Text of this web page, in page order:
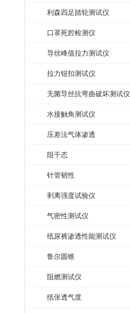
利森四足踏轮测试仪
口罩死腔检测仪
导丝峰值拉力测试仪
拉力钮扣测试仪
无菌导丝抗弯曲破坏测试仪
水接触角测试仪
压差法气体渗透
阻干态
针管韧性
剥离强度试验仪
气密性测试仪
纸尿裤渗透性能测试仪
鲁尔圆锥
阻燃测试仪
纸张透气度